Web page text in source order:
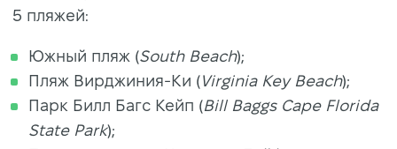
5 пляжей:
Южный пляж (South Beach);
Пляж Вирджиния-Ки (Virginia Key Beach);
Парк Билл Багс Кейп (Bill Baggs Cape Florida
State Park);